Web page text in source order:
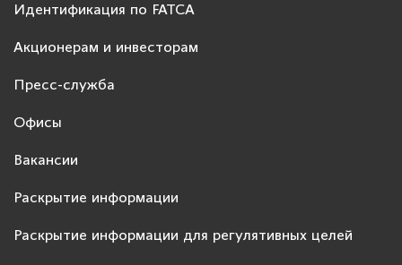
Идентификация по FATCA
Акционерам и инвесторам
Пресс-служба
Офисы
Вакансии
Раскрытие информации
Раскрытие информации для регулятивных целей